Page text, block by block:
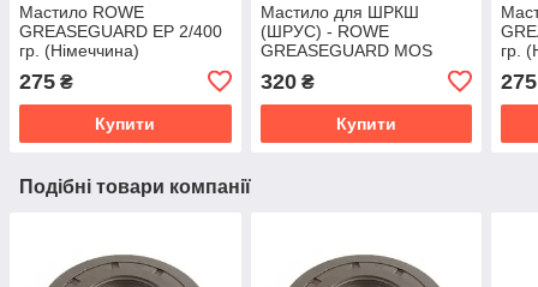
Мастило ROWE
GREASEGUARD EP 2/400
гр. (Німеччина)
275 ₴
Купити
Мастило для ШРКШ
(ШРУС) - ROWE
GREASEGUARD MOS
320₴
Купити
гр.
275
Подібні товари компанії